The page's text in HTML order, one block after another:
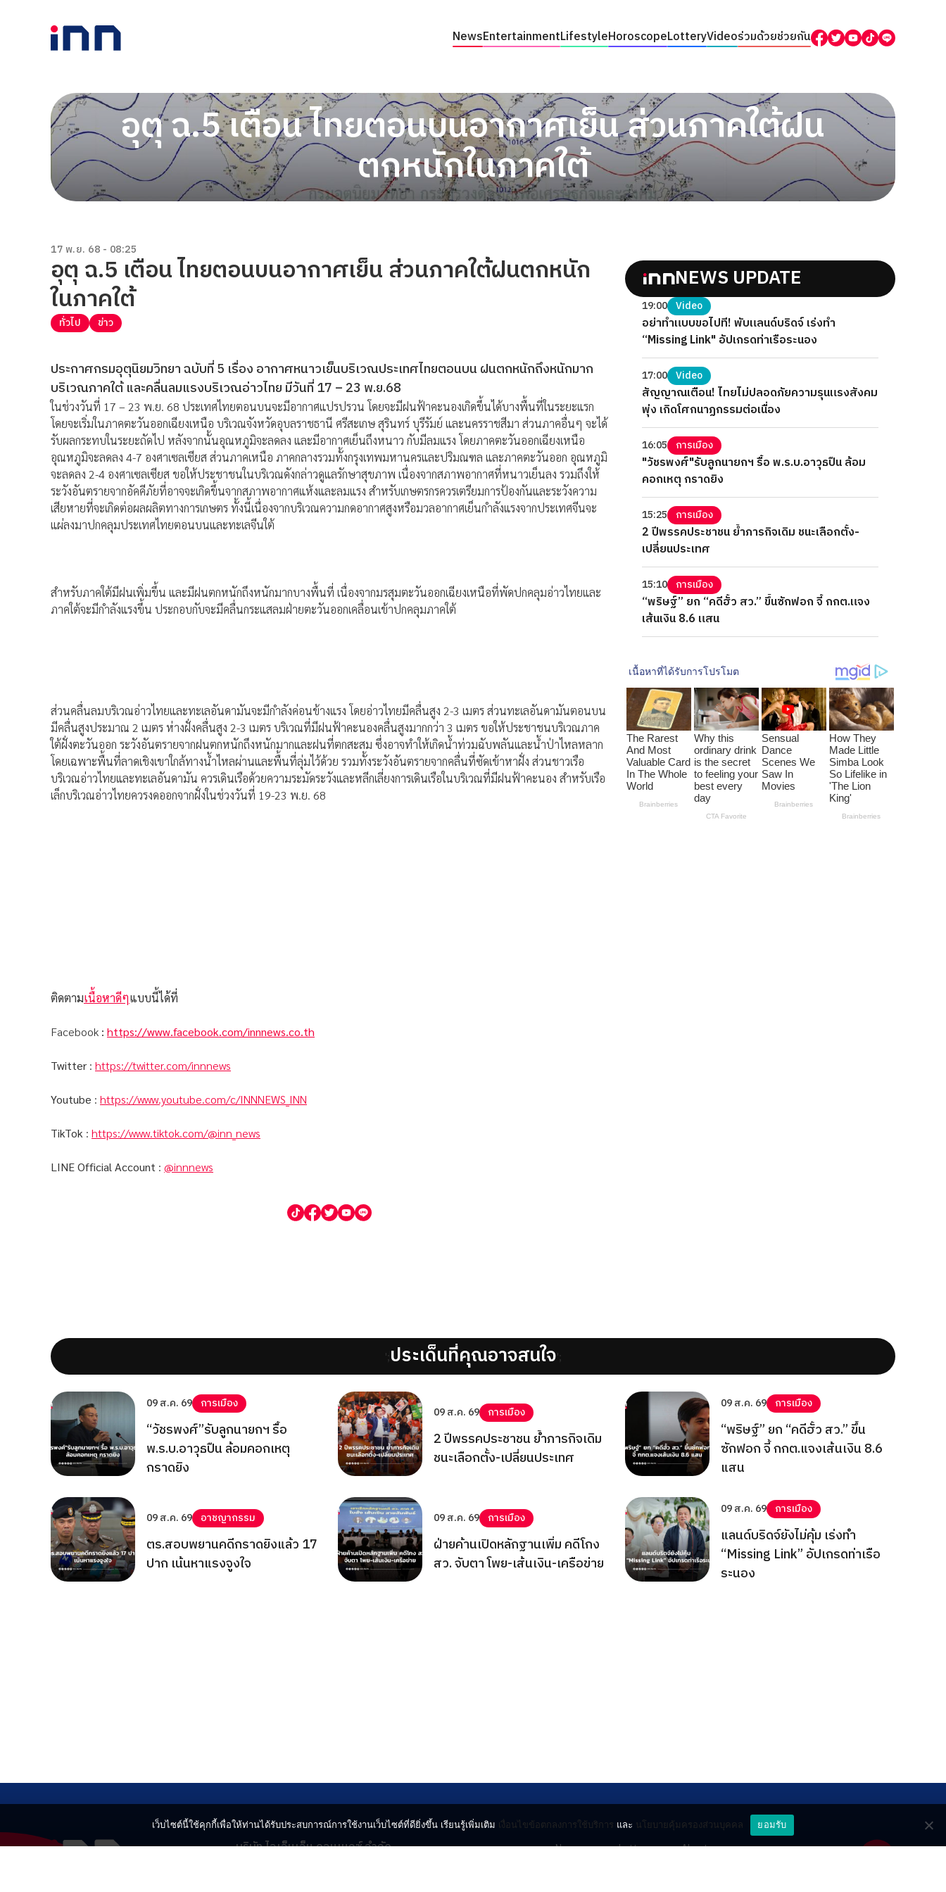
NewsEntertainmentLifestyleHoroscopeLotteryVideoร่วมด้วยช่วยกัน
อุตุ ฉ.5 เตือน ไทยตอนบนอากาศเย็น ส่วนภาคใต้ฝน
ตกหนักในภาคใต้
17 พ.ย. 68 - 08:25
อุตุ ฉ.5 เตือน ไทยตอนบนอากาศเย็น ส่วนภาคใต้ฝนตกหนัก
ในภาคใต้
ทั่วไป ข่าว
ประกาศกรมอุตุนิยมวิทยา ฉบับที่ 5 เรื่อง อากาศหนาวเย็นบริเวณประเทศไทยตอนบน ฝนตกหนักถึงหนักมาก
บริเวณภาคใต้ และคลื่นลมแรงบริเวณอ่าวไทย มีวันที่ 17 – 23 พ.ย.68
ในช่วงวันที่ 17 – 23 พ.ย. 68 ประเทศไทยตอนบนจะมีอากาศแปรปรวน โดยจะมีฝนฟ้าคะนองเกิดขึ้นได้บางพื้นที่ในระยะแรก
โดยจะเริ่มในภาคตะวันออกเฉียงเหนือ บริเวณจังหวัดอุบลราชธานี ศรีสะเกษ สุรินทร์ บุรีรัมย์ และนครราชสีมา ส่วนภาคอื่นๆ จะได้
รับผลกระทบในระยะถัดไป หลังจากนั้นอุณหภูมิจะลดลง และมีอากาศเย็นถึงหนาว กับมีลมแรง โดยภาคตะวันออกเฉียงเหนือ
อุณหภูมิจะลดลง 4-7 องศาเซลเซียส ส่วนภาคเหนือ ภาคกลางรวมทั้งกรุงเทพมหานครและปริมณฑล และภาคตะวันออก อุณหภูมิ
จะลดลง 2-4 องศาเซลเซียส ขอให้ประชาชนในบริเวณดังกล่าวดูแลรักษาสุขภาพ เนื่องจากสภาพอากาศที่หนาวเย็นลง รวมถึงให้
ระวังอันตรายจากอัคคีภัยที่อาจจะเกิดขึ้นจากสภาพอากาศแห้งและลมแรง สำหรับเกษตรกรควรเตรียมการป้องกันและระวังความ
เสียหายที่จะเกิดต่อผลผลิตทางการเกษตร ทั้งนี้เนื่องจากบริเวณความกดอากาศสูงหรือมวลอากาศเย็นกำลังแรงจากประเทศจีนจะ
แผ่ลงมาปกคลุมประเทศไทยตอนบนและทะเลจีนใต้
สำหรับภาคใต้มีฝนเพิ่มขึ้น และมีฝนตกหนักถึงหนักมากบางพื้นที่ เนื่องจากมรสุมตะวันออกเฉียงเหนือที่พัดปกคลุมอ่าวไทยและ
ภาคใต้จะมีกำลังแรงขึ้น ประกอบกับจะมีคลื่นกระแสลมฝ่ายตะวันออกเคลื่อนเข้าปกคลุมภาคใต้
ส่วนคลื่นลมบริเวณอ่าวไทยและทะเลอันดามันจะมีกำลังค่อนข้างแรง โดยอ่าวไทยมีคลื่นสูง 2-3 เมตร ส่วนทะเลอันดามันตอนบน
มีคลื่นสูงประมาณ 2 เมตร ห่างฝั่งคลื่นสูง 2-3 เมตร บริเวณที่มีฝนฟ้าคะนองคลื่นสูงมากกว่า 3 เมตร ขอให้ประชาชนบริเวณภาค
ใต้ฝั่งตะวันออก ระวังอันตรายจากฝนตกหนักถึงหนักมากและฝนที่ตกสะสม ซึ่งอาจทำให้เกิดน้ำท่วมฉับพลันและน้ำป่าไหลหลาก
โดยเฉพาะพื้นที่ลาดเชิงเขาใกล้ทางน้ำไหลผ่านและพื้นที่ลุ่มไว้ด้วย รวมทั้งระวังอันตรายจากคลื่นที่ซัดเข้าหาฝั่ง ส่วนชาวเรือ
บริเวณอ่าวไทยและทะเลอันดามัน ควรเดินเรือด้วยความระมัดระวังและหลีกเลี่ยงการเดินเรือในบริเวณที่มีฝนฟ้าคะนอง สำหรับเรือ
เล็กบริเวณอ่าวไทยควรงดออกจากฝั่งในช่วงวันที่ 19-23 พ.ย. 68
ติดตามเนื้อหาดีๆแบบนี้ได้ที่
Facebook : https://www.facebook.com/innnews.co.th
Twitter : https://twitter.com/innnews
Youtube : https://www.youtube.com/c/INNNEWS_INN
TikTok : https://www.tiktok.com/@inn_news
LINE Official Account : @innnews
NEWS UPDATE
19:00 Video
อย่าทำแบบขอไปที! พับแลนด์บริดจ์ เร่งทำ
“Missing Link" อัปเกรดท่าเรือระนอง
17:00 Video
สัญญาณเตือน! ไทยไม่ปลอดภัยความรุนแรงสังคม
พุ่ง เกิดโศกนาฏกรรมต่อเนื่อง
16:05 การเมือง
"วัชรพงศ์"รับลูกนายกฯ รื้อ พ.ร.บ.อาวุธปืน ล้อม
คอกเหตุ กราดยิง
15:25 การเมือง
2 ปีพรรคประชาชน ย้ำภารกิจเดิม ชนะเลือกตั้ง-
เปลี่ยนประเทศ
15:10 การเมือง
“พริษฐ์” ยก “คดีฮั้ว สว.” ขึ้นซักฟอก จี้ กกต.แจง
เส้นเงิน 8.6 แสน
';ประเด็นที่คุณอาจสนใจ';
09 ส.ค. 69 การเมือง
“วัชรพงศ์”รับลูกนายกฯ รื้อ
พ.ร.บ.อาวุธปืน ล้อมคอกเหตุ
กราดยิง
09 ส.ค. 69 การเมือง
2 ปีพรรคประชาชน ย้ำภารกิจเดิม
ชนะเลือกตั้ง-เปลี่ยนประเทศ
09 ส.ค. 69 การเมือง
“พริษฐ์” ยก “คดีฮั้ว สว.” ขึ้น
ซักฟอก จี้ กกต.แจงเส้นเงิน 8.6
แสน
09 ส.ค. 69 อาชญากรรม
ตร.สอบพยานคดีกราดยิงแล้ว 17
ปาก เน้นหาแรงจูงใจ
09 ส.ค. 69 การเมือง
ฝ่ายค้านเปิดหลักฐานเพิ่ม คดีโกง
สว. จับตา โพย-เส้นเงิน-เครือข่าย
09 ส.ค. 69 การเมือง
แลนด์บริดจ์ยังไม่คุ้ม เร่งทำ
“Missing Link” อัปเกรดท่าเรือ
ระนอง
บริษัท ไอเอ็นเอ็น คอนเนกซ์ จำกัด
News
Lottery
About
เว็บไซต์นี้ใช้คุกกี้เพื่อให้ท่านได้รับประสบการณ์การใช้งานเว็บไซต์ที่ดียิ่งขึ้น เรียนรู้เพิ่มเติม เงื่อนไขข้อตกลงการใช้บริการ และ นโยบายคุ้มครองส่วนบุคคล ยอมรับ